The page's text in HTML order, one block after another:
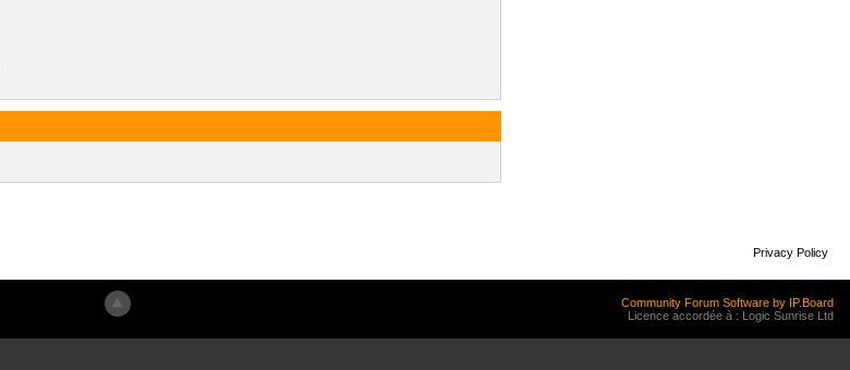
Privacy Policy
Community Forum Software by IP.Board
Licence accordée à : Logic Sunrise Ltd